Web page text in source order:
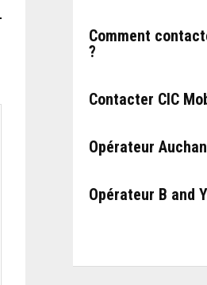
Comment
?
Contacter CIC
Opérateur
Opérateur B and